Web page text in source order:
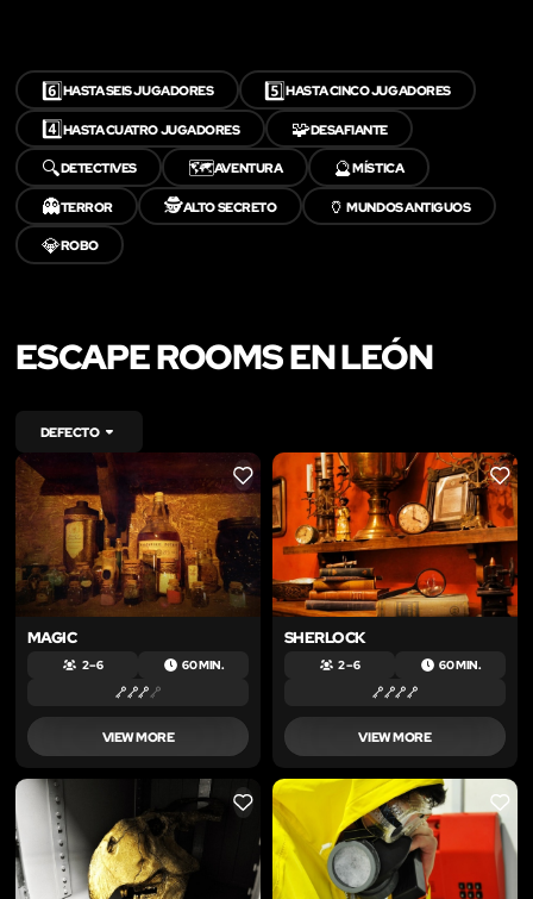
6️⃣HASTA SEIS JUGADORES 5️⃣HASTA CINCO JUGADORES
4️⃣HASTA CUATRO JUGADORES 🧩DESAFIANTE
🔍DETECTIVES 🗺️AVENTURA 🔮MÍSTICA
👻TERROR 🕵️ALTO SECRETO 🏺MUNDOS ANTIGUOS
💎ROBO
ESCAPE ROOMS EN LEÓN
DEFECTO
LIKE
MAGIC
2 – 6 60 MIN.
VIEW MORE
LIKE
SHERLOCK
2 – 6 60 MIN.
VIEW MORE
LIKE LIKE